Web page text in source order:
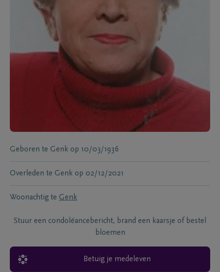
Geboren te Genk op 10/03/1936
Overleden te Genk op 02/12/2021
Woonachtig te Genk
Stuur een condoléancebericht, brand een kaarsje of bestel
bloemen
Betuig je medeleven